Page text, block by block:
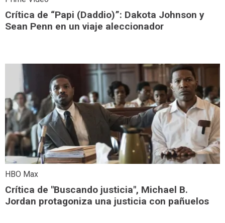
Crítica de “Papi (Daddio)”: Dakota Johnson y
Sean Penn en un viaje aleccionador
HBO Max
Crítica de "Buscando justicia", Michael B.
Jordan protagoniza una justicia con pañuelos